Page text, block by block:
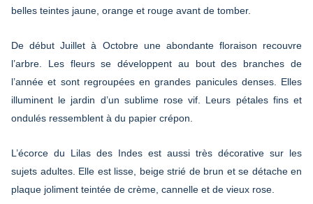
belles teintes jaune, orange et rouge avant de tomber.
De début Juillet à Octobre une abondante floraison recouvre
l’arbre. Les fleurs se développent au bout des branches de
l’année et sont regroupées en grandes panicules denses. Elles
illuminent le jardin d’un sublime rose vif. Leurs pétales fins et
ondulés ressemblent à du papier crépon.
L’écorce du Lilas des Indes est aussi très décorative sur les
sujets adultes. Elle est lisse, beige strié de brun et se détache en
plaque joliment teintée de crème, cannelle et de vieux rose.